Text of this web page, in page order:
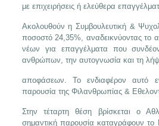
με επιχειρήσεις ή ελεύθερα
Ακολουθούν η Συμβουλευτική &
ποσοστό 24,35%, αναδεικνύοντας το
νέων για επαγγέλματα που
ανθρώπων, την αυτογνωσία και τη
αποφάσεων. Το ενδιαφέρον αυτό
παρουσία της Φιλανθρωπίας &
Στην τέταρτη θέση βρίσκεται ο
σημαντική παρουσία καταγράφουν το